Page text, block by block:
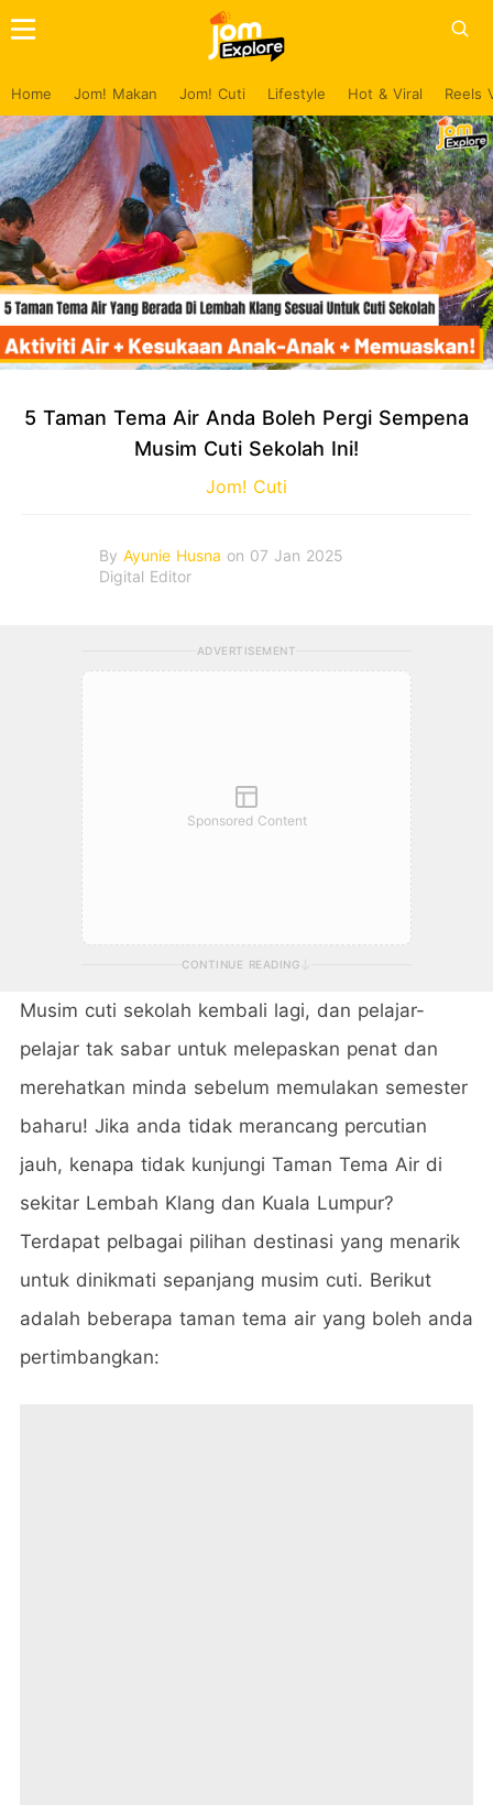
Home Jom! Makan Jom! Cuti Lifestyle Hot & Viral Reels
5 Taman Tema Air Anda Boleh Pergi Sempena
Musim Cuti Sekolah Ini!
Jom! Cuti
By Ayunie Husna on 07 Jan 2025
Digital Editor
ADVERTISEMENT
Sponsored Content
CONTINUE READING
Musim cuti sekolah kembali lagi, dan pelajar-
pelajar tak sabar untuk melepaskan penat dan
merehatkan minda sebelum memulakan semester
baharu! Jika anda tidak merancang percutian
jauh, kenapa tidak kunjungi Taman Tema Air di
sekitar Lembah Klang dan Kuala Lumpur?
Terdapat pelbagai pilihan destinasi yang menarik
untuk dinikmati sepanjang musim cuti. Berikut
adalah beberapa taman tema air yang boleh anda
pertimbangkan: